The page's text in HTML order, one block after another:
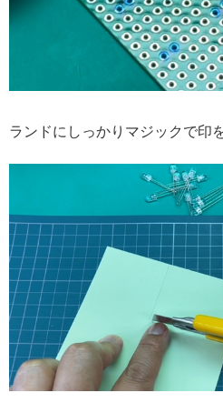
ランドにしっかりマジックで印